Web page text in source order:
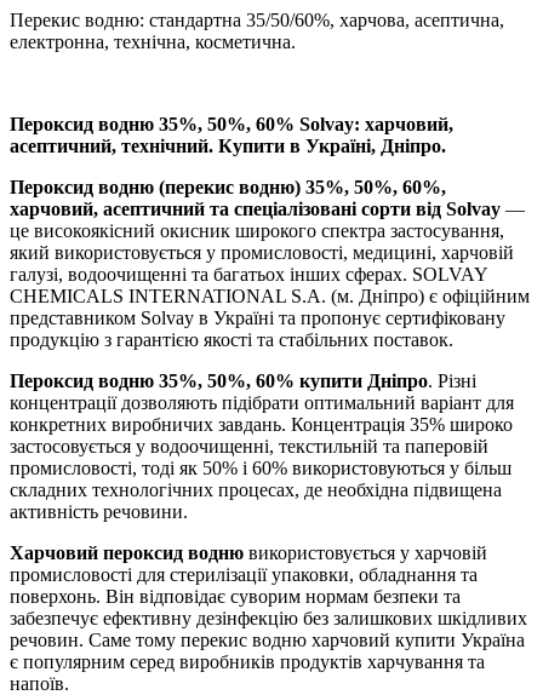
Перекис водню: стандартна 35/50/60%, харчова, асептична,
електронна, технічна, косметична.
Пероксид водню 35%, 50%, 60% Solvay: харчовий,
асептичний, технічний. Купити в Україні, Дніпро.
Пероксид водню (перекис водню) 35%, 50%, 60%,
харчовий, асептичний та спеціалізовані сорти від Solvay —
це високоякісний окисник широкого спектра застосування,
який використовується у промисловості, медицині, харчовій
галузі, водоочищенні та багатьох інших сферах. SOLVAY
CHEMICALS INTERNATIONAL S.A. (м. Дніпро) є офіційним
представником Solvay в Україні та пропонує сертифіковану
продукцію з гарантією якості та стабільних поставок.
Пероксид водню 35%, 50%, 60% купити Дніпро. Різні
концентрації дозволяють підібрати оптимальний варіант для
конкретних виробничих завдань. Концентрація 35% широко
застосовується у водоочищенні, текстильній та паперовій
промисловості, тоді як 50% і 60% використовуються у більш
складних технологічних процесах, де необхідна підвищена
активність речовини.
Харчовий пероксид водню використовується у харчовій
промисловості для стерилізації упаковки, обладнання та
поверхонь. Він відповідає суворим нормам безпеки та
забезпечує ефективну дезінфекцію без залишкових шкідливих
речовин. Саме тому перекис водню харчовий купити Україна
є популярним серед виробників продуктів харчування та
напоїв.